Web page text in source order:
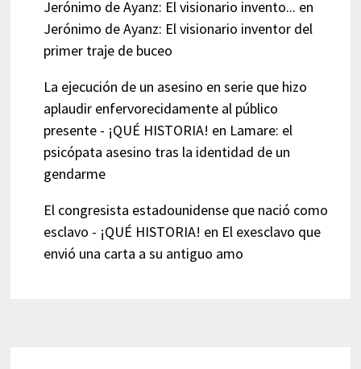
Jerónimo de Ayanz: El visionario invento... en
Jerónimo de Ayanz: El visionario inventor del
primer traje de buceo
La ejecución de un asesino en serie que hizo
aplaudir enfervorecidamente al público
presente - ¡QUÉ HISTORIA! en Lamare: el
psicópata asesino tras la identidad de un
gendarme
El congresista estadounidense que nació como
esclavo - ¡QUÉ HISTORIA! en El exesclavo que
envió una carta a su antiguo amo